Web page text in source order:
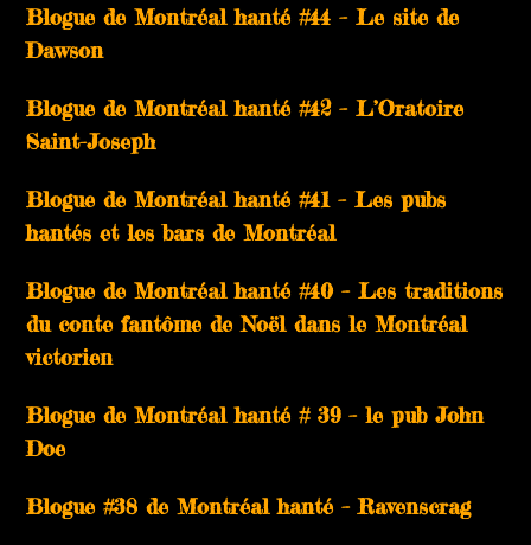
Blogue de Montréal hanté #44 – Le site de
Dawson
Blogue de Montréal hanté #42 – L’Oratoire
Saint-Joseph
Blogue de Montréal hanté #41 – Les pubs
hantés et les bars de Montréal
Blogue de Montréal hanté #40 – Les traditions
du conte fantôme de Noël dans le Montréal
victorien
Blogue de Montréal hanté # 39 – le pub John
Doe
Blogue #38 de Montréal hanté – Ravenscrag